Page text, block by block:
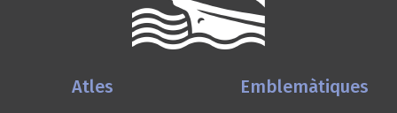
Atles Emblemàtiques